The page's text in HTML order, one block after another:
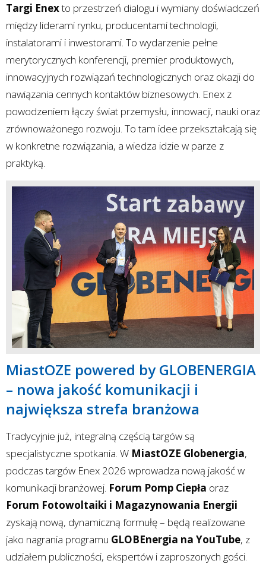
Targi Enexto przestrzeń dialogu i wymiany doświadczeń
między liderami rynku, producentami technologii,
instalatorami i inwestorami. To wydarzenie pełne
merytorycznych konferencji, premier produktowych,
innowacyjnych rozwiązań technologicznych oraz okazji do
nawiązania cennych kontaktów biznesowych. Enex z
powodzeniem łączy świat przemysłu, innowacji, nauki oraz
zrównoważonego rozwoju. To tam idee przekształcają się
w konkretne rozwiązania, a wiedza idzie w parze z
praktyką.
MiastOZE powered by GLOBENERGIA
– nowa jakość komunikacji i
największa strefa branżowa
Tradycyjnie już, integralną częścią targów są
specjalistyczne spotkania. W MiastOZE Globenergia,
podczas targów Enex 2026 wprowadza nową jakość w
komunikacji branżowej. Forum Pomp Ciepła oraz
Forum Fotowoltaiki i Magazynowania Energii
zyskają nową, dynamiczną formułę – będą realizowane
jako nagrania programu GLOBEnergia na YouTube, z
udziałem publiczności, ekspertów i zaproszonych gości.